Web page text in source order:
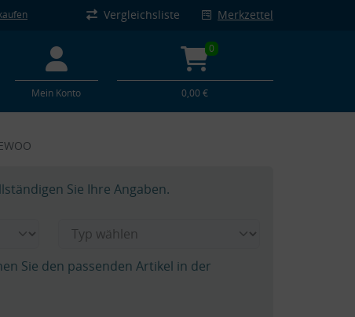
Vergleichsliste Merkzettel
Mein Konto
0
0,00 €
Sie Ihre Angaben.
Sie den passenden Artikel in der